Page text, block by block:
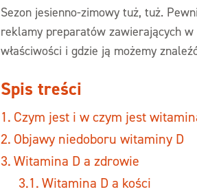
Sezon jesienno-zimowy tuż, tuż.
reklamy preparatów zawierających w
właściwości i gdzie ją możemy
Spis treści
Czym jest i w czym jest
Objawy niedoboru witaminy D
Witamina D a zdrowie
Witamina D a kości